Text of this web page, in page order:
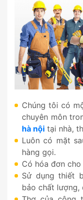
Chúng tôi có
chuyên môn
hà nội tại nhà,
Luôn có mặt
hàng gọi.
Có hóa đơn
Sử dụng thiết
bảo chất lượng,